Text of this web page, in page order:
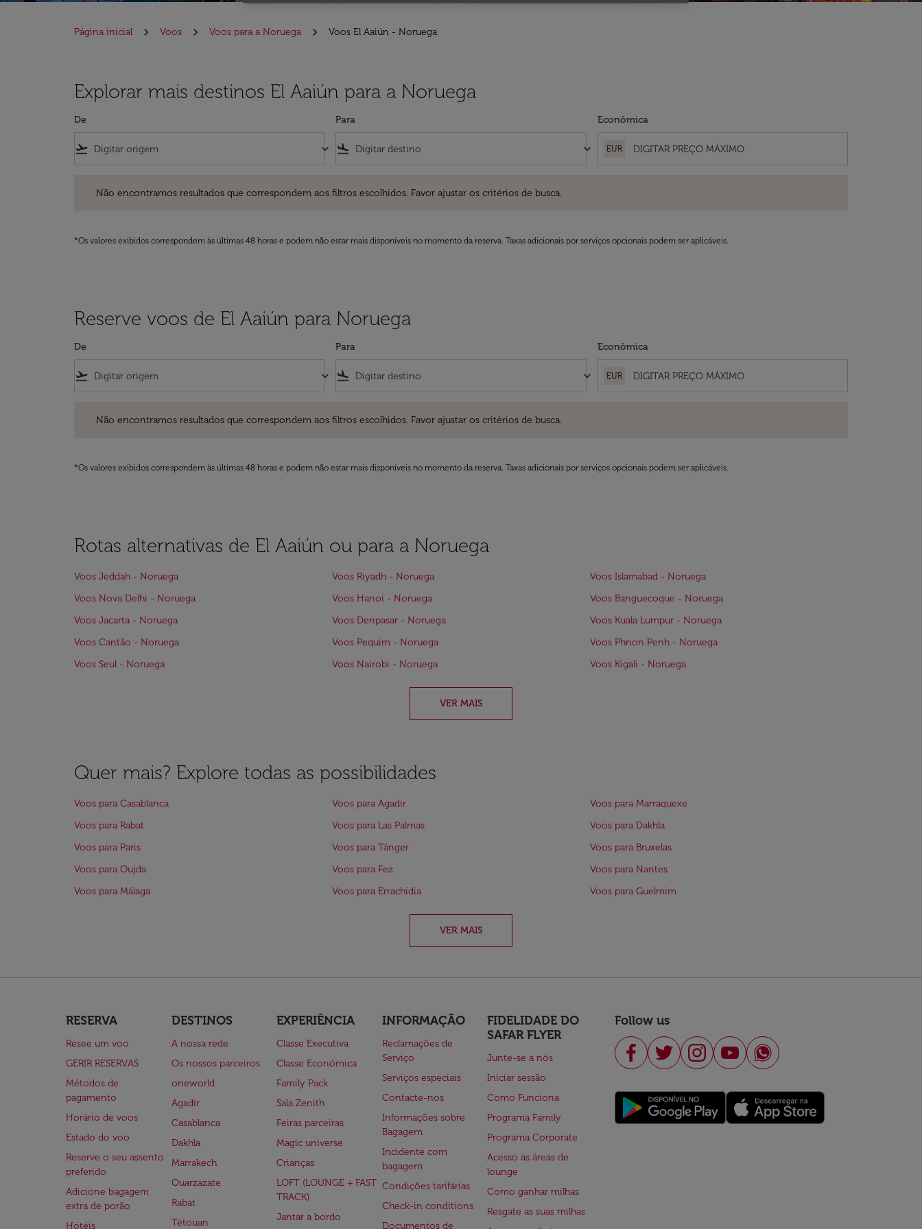
Página inicial Voos Voos para a Noruega Voos El Aaiún - Noruega
Explorar mais destinos El Aaiún para a Noruega
De
flight_takeoff keyboard_arrow_down
Para
flight_land keyboard_arrow_down
Econômica
EUR
Não encontramos resultados que correspondem aos filtros escolhidos. Favor ajustar os critérios de busca.
*Os valores exibidos correspondem às últimas 48 horas e podem não estar mais disponíveis no momento da reserva. Taxas adicionais por serviços opcionais podem ser aplicáveis.
Reserve voos de El Aaiún para Noruega
De
flight_takeoff keyboard_arrow_down
Para
flight_land keyboard_arrow_down
Econômica
EUR
Não encontramos resultados que correspondem aos filtros escolhidos. Favor ajustar os critérios de busca.
*Os valores exibidos correspondem às últimas 48 horas e podem não estar mais disponíveis no momento da reserva. Taxas adicionais por serviços opcionais podem ser aplicáveis.
Rotas alternativas de El Aaiún ou para a Noruega
Voos Jeddah - Noruega Voos Riyadh - Noruega
Voos Islamabad - Noruega
Voos Nova Delhi - Noruega
Voos Hanoi - Noruega
Voos Banguecoque - Noruega
Voos Jacarta - Noruega
Voos Denpasar - Noruega
Voos Kuala Lumpur - Noruega
Voos Cantão - Noruega
Voos Pequim - Noruega
Voos Phnon Penh - Noruega
Voos Seul - Noruega
Voos Nairobi - Noruega Voos Kigali - Noruega
VER MAIS
Quer mais? Explore todas as possibilidades
Voos para Casablanca Voos para Agadir
Voos para Marraquexe
Voos para Rabat
Voos para Las Palmas
Voos para Dakhla
Voos para Paris
Voos para Tânger
Voos para Bruxelas
Voos para Oujda
Voos para Fez
Voos para Nantes
Voos para Málaga
Voos para Errachidia Voos para Guelmim
VER MAIS
RESERVA
Resee um voo
GERIR RESERVAS
Métodos de
pagamento
Horário de voos
Estado do voo
Reserve o seu assento
preferido
Adicione bagagem
extra de porão
Hotéis
DESTINOS
A nossa rede
Os nossos parceiros
oneworld
Agadir
Casablanca
Dakhla
Marrakech
Ouarzazate
Rabat
Tétouan
EXPERIÊNCIA
Classe Executiva
Classe Económica
Family Pack
Sala Zenith
Feiras parceiras
Magic universe
Crianças
LOFT (LOUNGE + FAST
TRACK)
Jantar a bordo
INFORMAÇÃO
Reclamações de
Serviço
Serviços especiais
Contacte-nos
Informações sobre
Bagagem
Incidente com
bagagem
Condições tarifárias
Check-in conditions
Documentos de
FIDELIDADE DO
SAFAR FLYER
Junte-se a nós
Iniciar sessão
Como Funciona
Programa Family
Programa Corporate
Acesso às áreas de
lounge
Como ganhar milhas
Resgate as suas milhas
Follow us